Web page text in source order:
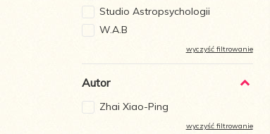
Studio Astropsychologii
W.A.B
wyczyść filtrowanie
Autor
Zhai Xiao-Ping
wyczyść filtrowanie